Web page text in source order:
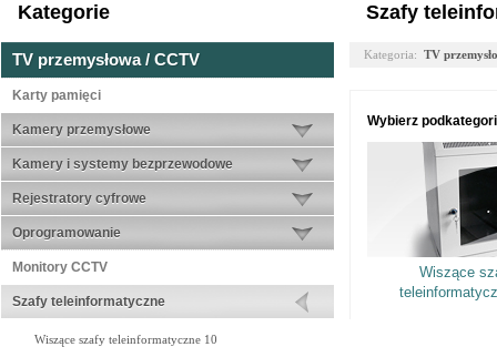
Kategorie
TV przemysłowa / CCTV
Karty pamięci
Kamery przemysłowe
Kamery i systemy bezprzewodowe
Rejestratory cyfrowe
Oprogramowanie
Monitory CCTV
Szafy teleinformatyczne
Wiszące szafy teleinformatyczne 10
Szafy
Kategoria: TV
Wybierz
Wiszące